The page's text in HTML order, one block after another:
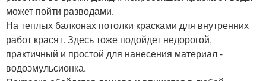
может пойти разводами.
На теплых балконах потолки красками для внутренних
работ красят. Здесь тоже подойдет недорогой,
практичный и простой для нанесения материал -
водоэмульсионка.